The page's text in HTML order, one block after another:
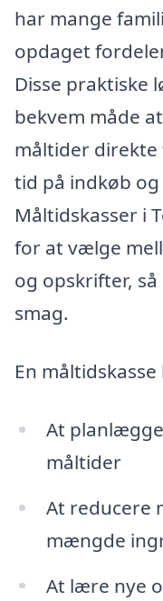
har mange
opdaget
Disse praktiske
bekvem måde
måltider
tid på indkøb
Måltidskasser i
for at vælge
og opskrifter,
smag.
En
At
måltider
At reducere
mængde
At lære nye